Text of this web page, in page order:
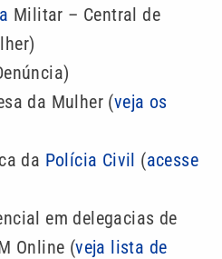
Militar – Central de
da Mulher (veja os
da Polícia Civil (acesse
em delegacias de
Online (veja lista de